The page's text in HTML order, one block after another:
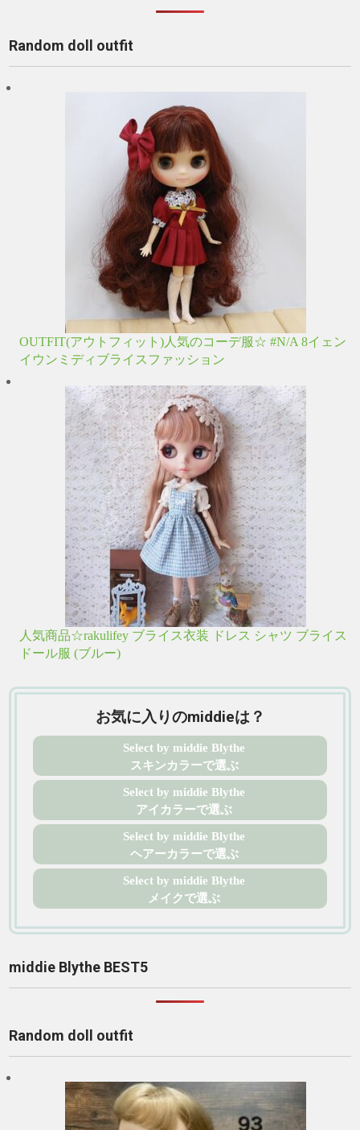
Random doll outfit
OUTFIT(アウトフィット)人気のコーデ服☆ #N/A 8イェン
イウンミディブライスファッション
人気商品☆rakulifey ブライス衣装 ドレス シャツ ブライス
ドール服 (ブルー)
お気に入りのmiddieは？
Select by middie Blythe
スキンカラーで選ぶ
Select by middie Blythe
アイカラーで選ぶ
Select by middie Blythe
ヘアーカラーで選ぶ
Select by middie Blythe
メイクで選ぶ
middie Blythe BEST5
Random doll outfit